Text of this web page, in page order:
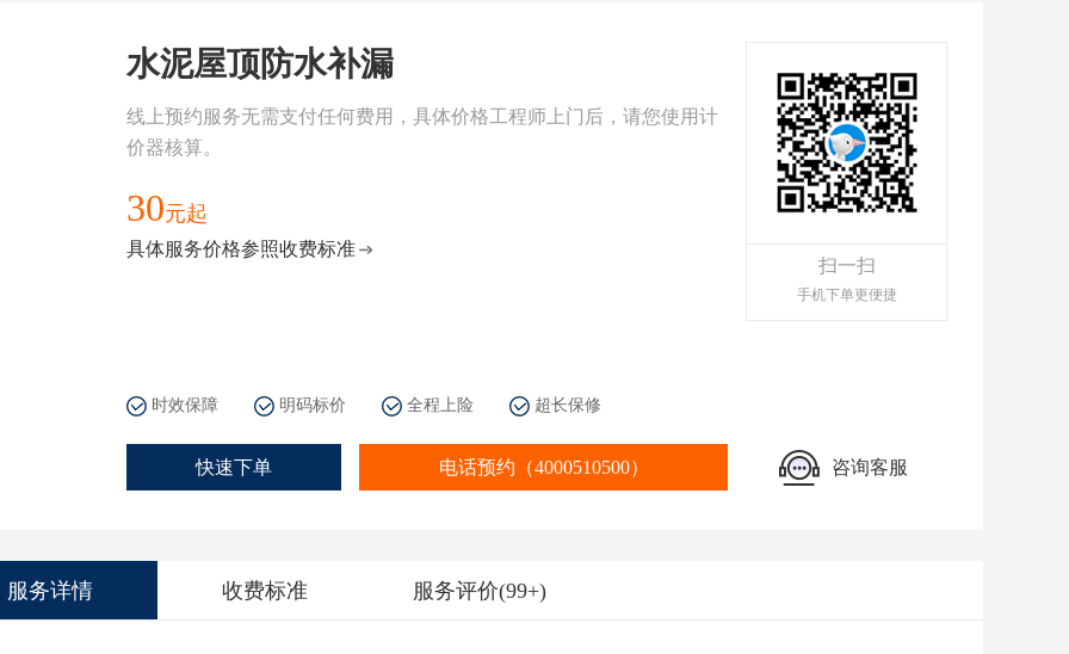
水泥屋顶防水补漏
线上预约服务无需支付任何费用，具体价格工程师上门后，请您使用计
价器核算。
30元起
具体服务价格参照收费标准
时效保障 明码标价 全程上险 超长保修
快速下单 电话预约（4000510500） 咨询客服
扫一扫
手机下单更便捷
服务详情 收费标准 服务评价(99+)